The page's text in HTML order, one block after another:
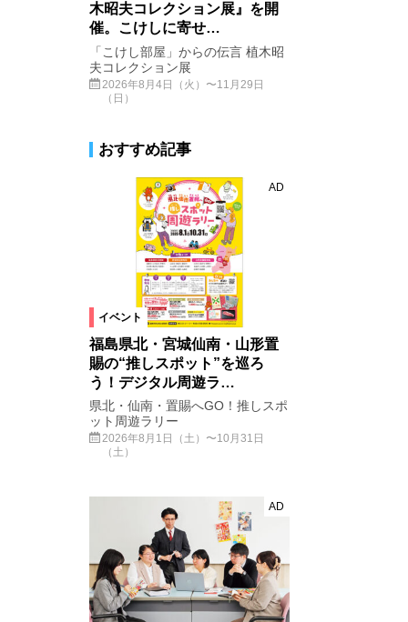
木昭夫コレクション展』を開
催。こけしに寄せ…
「こけし部屋」からの伝言 植木昭
夫コレクション展
2026年8月4日（火）〜11月29日
（日）
おすすめ記事
イベント
AD
福島県北・宮城仙南・山形置
賜の“推しスポット”を巡ろ
う！デジタル周遊ラ…
県北・仙南・置賜へGO！推しスポ
ット周遊ラリー
2026年8月1日（土）〜10月31日
（土）
AD